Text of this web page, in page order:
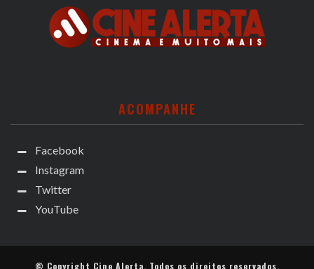
ACOMPANHE
Facebook
Instagram
Twitter
YouTube
© Copyright Cine Alerta. Todos os direitos reservados.